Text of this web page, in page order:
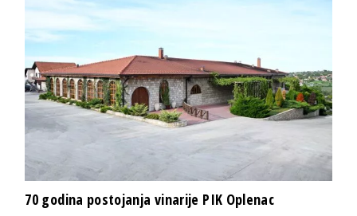
70 godina postojanja vinarije PIK Oplenac